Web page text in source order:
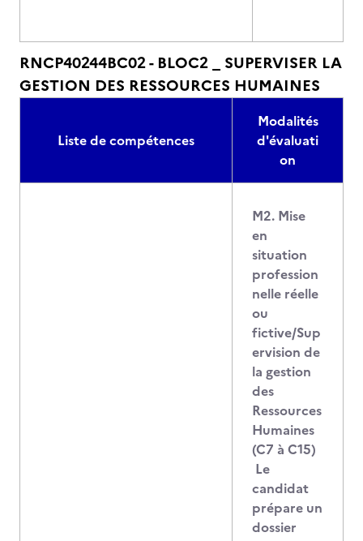
RNCP40244BC02 - BLOC2 _ SUPERVISER LA
GESTION DES RESSOURCES HUMAINES
Liste de compétences
Modalités
d'évaluati
on
M2. Mise
en
situation
profession
nelle réelle
ou
fictive/Sup
ervision de
la gestion
des
Ressources
Humaines
(C7 à C15)
Le
candidat
prépare un
dossier